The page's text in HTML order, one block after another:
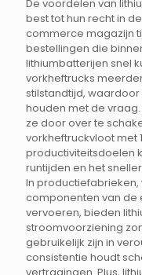
De voordelen van
best tot hun recht in
commerce magazijn
bestellingen die
lithiumbatterijen snel
vorkheftrucks
stilstandtijd,
houden met de
ze door over te
vorkheftruckvloot met
productiviteitsdoelen
runtijden en het
In
componenten van de
vervoeren, bieden
stroomvoorziening
gebruikelijk zijn in
consistentie houdt